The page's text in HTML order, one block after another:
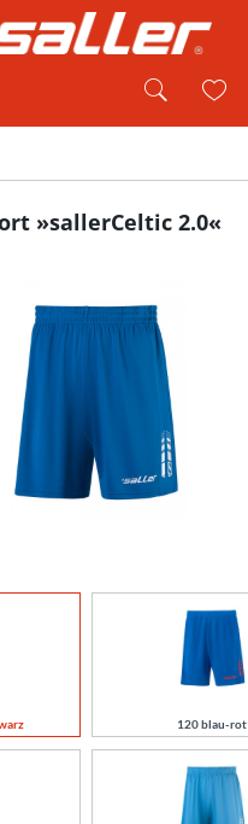
»sallerCeltic 2.0«
120 blau-rot